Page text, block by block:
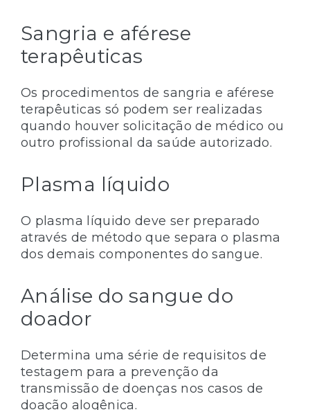
Sangria e aférese
terapêuticas
Os procedimentos de sangria e aférese
terapêuticas só podem ser realizadas
quando houver solicitação de médico ou
outro profissional da saúde autorizado.
Plasma líquido
O plasma líquido deve ser preparado
através de método que separa o plasma
dos demais componentes do sangue.
Análise do sangue do
doador
Determina uma série de requisitos de
testagem para a prevenção da
transmissão de doenças nos casos de
doação alogênica.